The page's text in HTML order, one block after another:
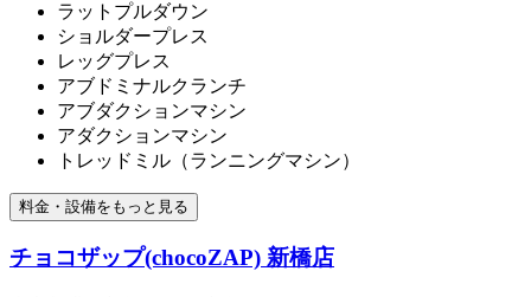
ラットプルダウン
ショルダープレス
レッグプレス
アブドミナルクランチ
アブダクションマシン
アダクションマシン
トレッドミル（ランニングマシン）
料金・設備をもっと見る
チョコザップ(chocoZAP) 新橋店